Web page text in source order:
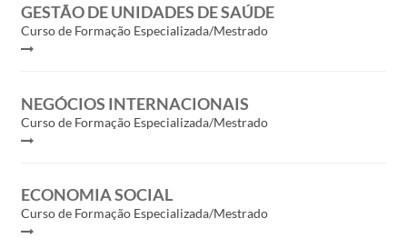
GESTÃO DE UNIDADES DE SAÚDE
Curso de Formação Especializada/Mestrado
NEGÓCIOS INTERNACIONAIS
Curso de Formação Especializada/Mestrado
ECONOMIA SOCIAL
Curso de Formação Especializada/Mestrado